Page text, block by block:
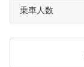
乗車人数